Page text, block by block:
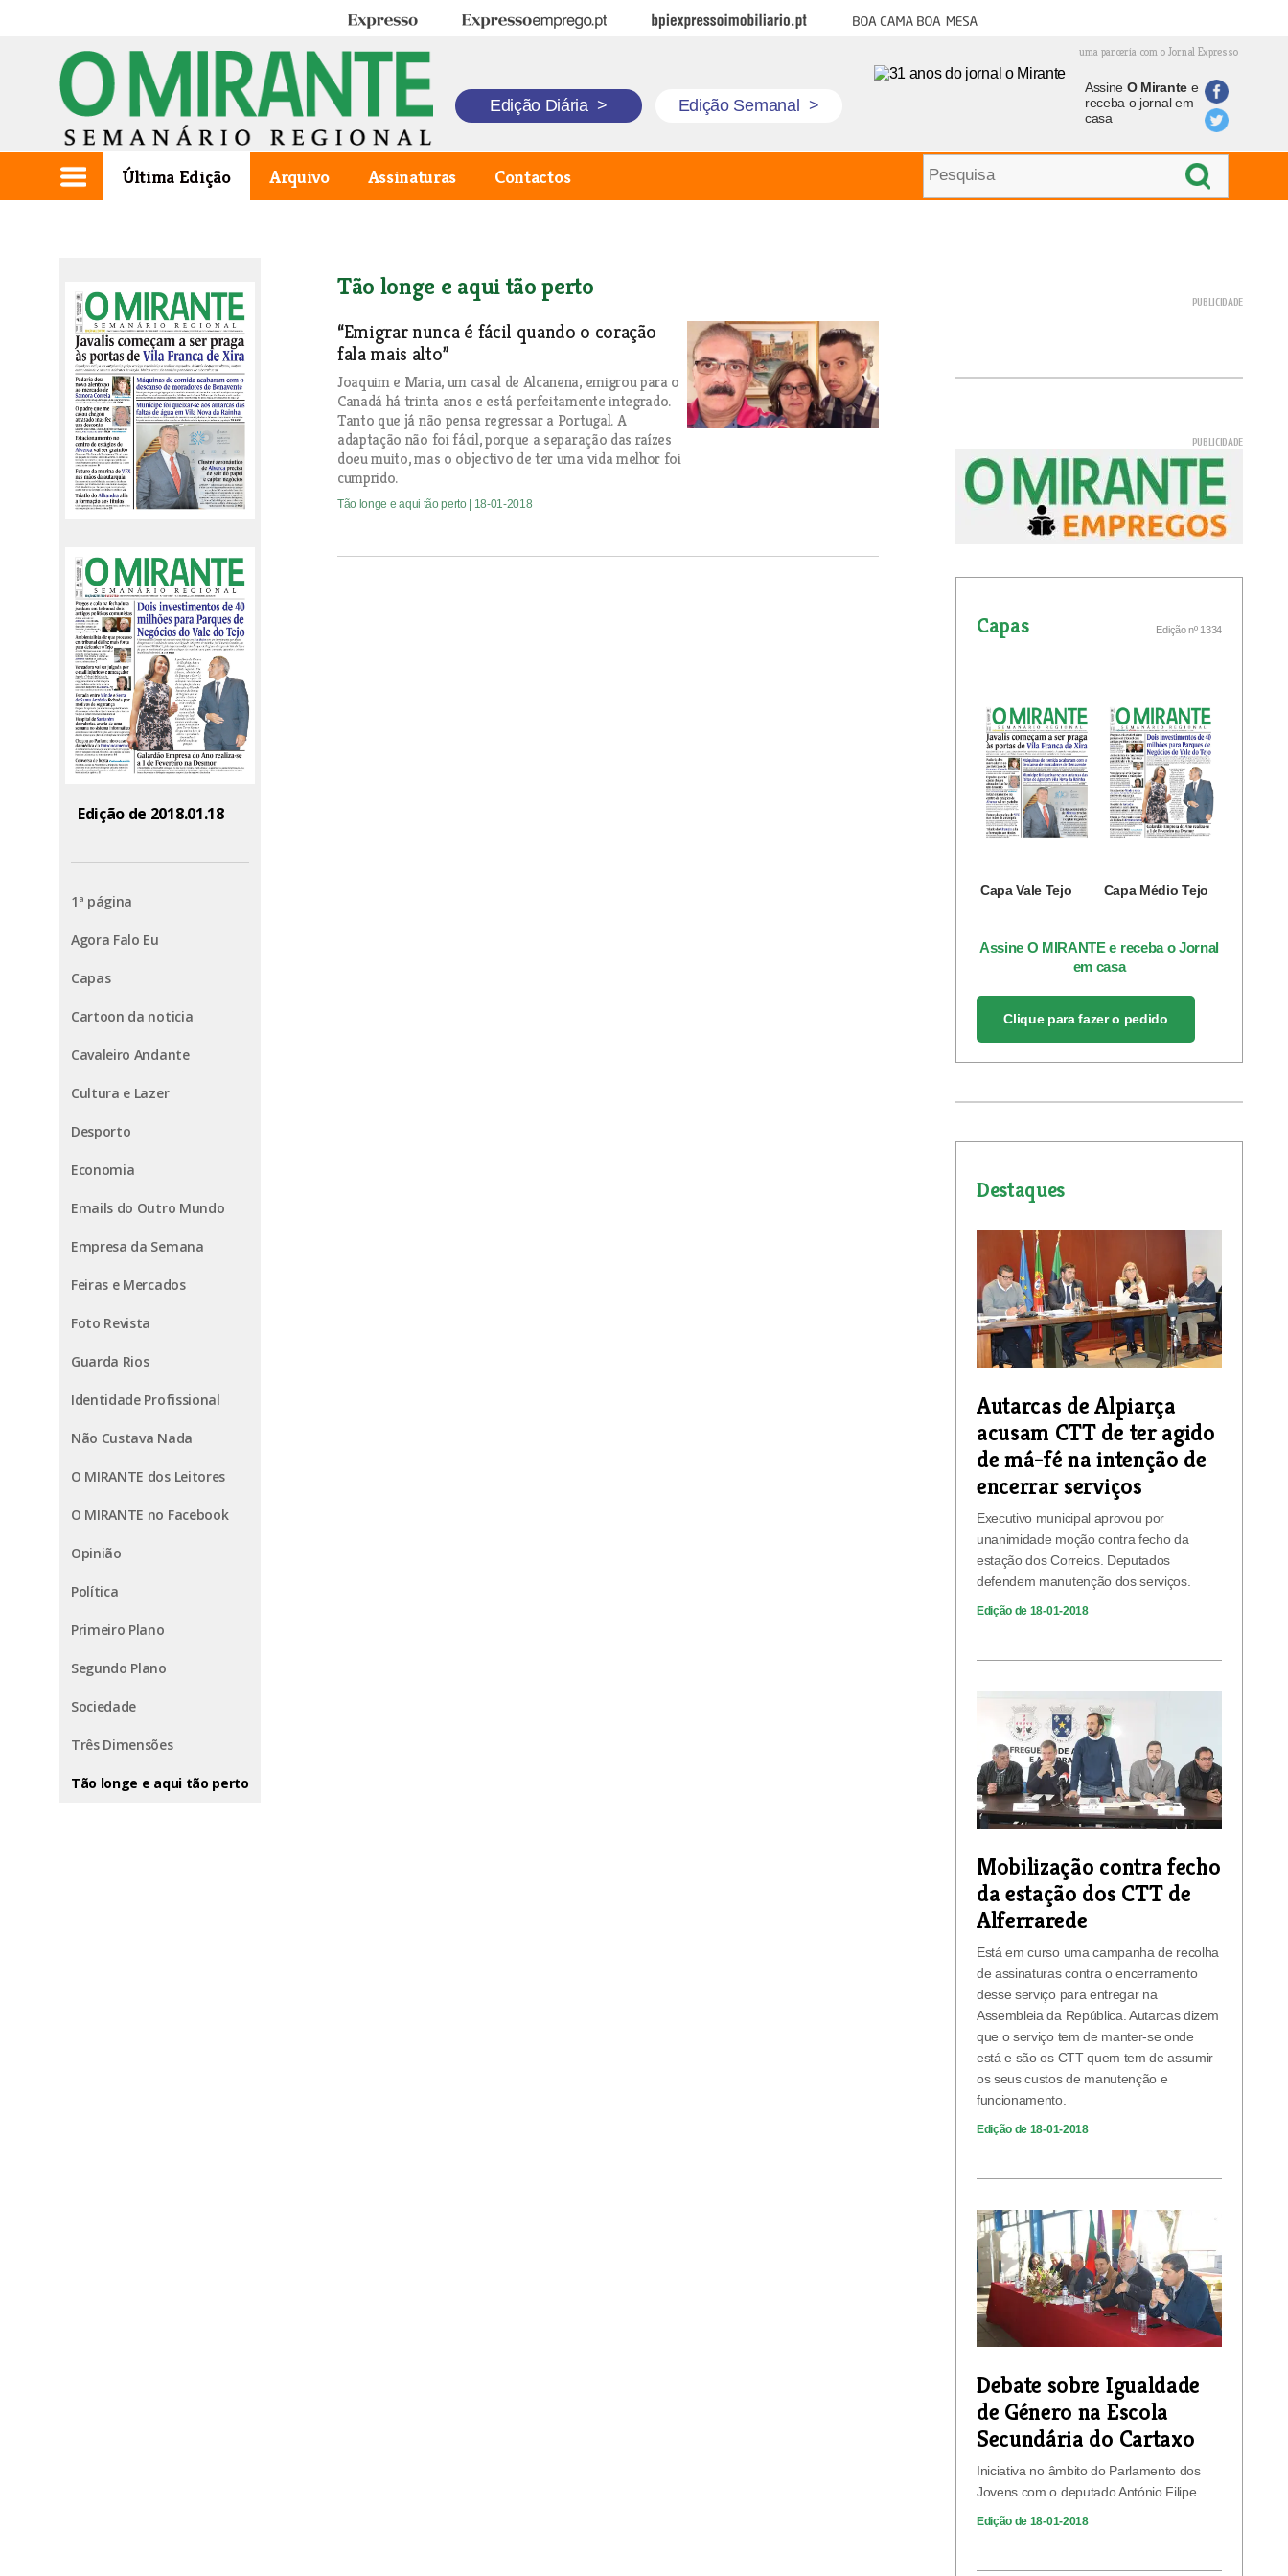
Expresso Expresso Emprego BPI Expresso Imobiliário Boa cama boa mesa
uma parceria com o Jornal Expresso
Edição Diária > Edição Semanal >
Assine O Mirantee
receba o jornal em
casa
Última Edição Arquivo Assinaturas Contactos
Edição de 2018.01.18
1ª página
Agora Falo Eu
Capas
Cartoon da noticia
Cavaleiro Andante
Cultura e Lazer
Desporto
Economia
Emails do Outro Mundo
Empresa da Semana
Feiras e Mercados
Foto Revista
Guarda Rios
Identidade Profissional
Não Custava Nada
O MIRANTE dos Leitores
O MIRANTE no Facebook
Opinião
Política
Primeiro Plano
Segundo Plano
Sociedade
Três Dimensões
Tão longe e aqui tão perto
Tão longe e aqui tão perto
“Emigrar nunca é fácil quando o coração
fala mais alto”
Joaquim e Maria, um casal de Alcanena, emigrou para o
Canadá há trinta anos e está perfeitamente integrado.
Tanto que já não pensa regressar a Portugal. A
adaptação não foi fácil, porque a separação das raízes
doeu muito, mas o objectivo de ter uma vida melhor foi
cumprido.
Tão longe e aqui tão perto | 18-01-2018
Capas Edição nº 1334
Capa Vale Tejo Capa Médio Tejo
Assine O MIRANTE e receba o Jornal
em casa
Clique para fazer o pedido
Destaques
Autarcas de Alpiarça
acusam CTT de ter agido
de má-fé na intenção de
encerrar serviços
Executivo municipal aprovou por
unanimidade moção contra fecho da
estação dos Correios. Deputados
defendem manutenção dos serviços.
Edição de 18-01-2018
Mobilização contra fecho
da estação dos CTT de
Alferrarede
Está em curso uma campanha de recolha
de assinaturas contra o encerramento
desse serviço para entregar na
Assembleia da República. Autarcas dizem
que o serviço tem de manter-se onde
está e são os CTT quem tem de assumir
os seus custos de manutenção e
funcionamento.
Edição de 18-01-2018
Debate sobre Igualdade
de Género na Escola
Secundária do Cartaxo
Iniciativa no âmbito do Parlamento dos
Jovens com o deputado António Filipe
Edição de 18-01-2018